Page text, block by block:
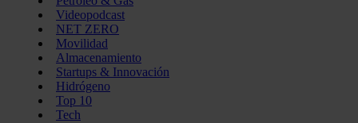
Videopodcast
NET ZERO
Movilidad
Almacenamiento
Startups & Innovación
Hidrógeno
Top 10
Tech